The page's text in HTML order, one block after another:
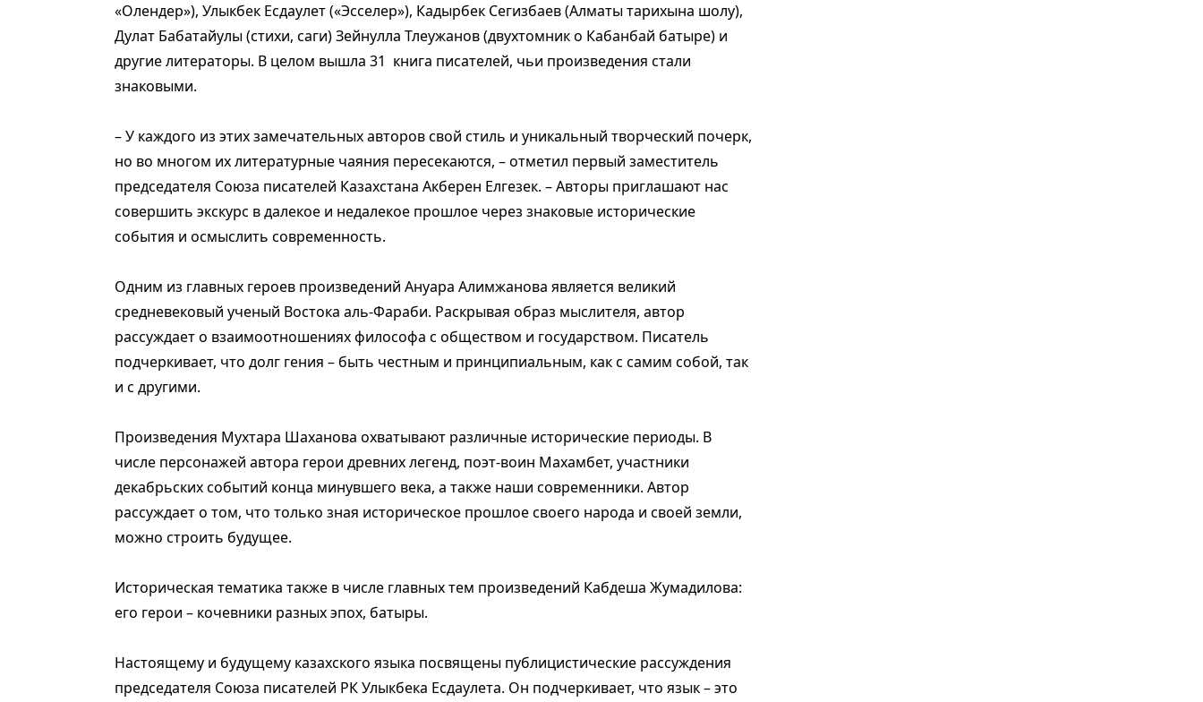
«Олендер»), Улыкбек Есдаулет («Эсселер»), Кадырбек Сегизбаев (Алматы тарихына шолу),
Дулат Бабатайулы (стихи, саги) Зейнулла Тлеужанов (двухтомник о Кабанбай батыре) и
другие литераторы. В целом вышла 31 книга писателей, чьи произведения стали
знаковыми.
– У каждого из этих замечательных авторов свой стиль и уникальный творческий почерк,
но во многом их литературные чаяния пересекаются, – отметил первый заместитель
председателя Союза писателей Казахстана Акберен Елгезек. – Авторы приглашают нас
совершить экскурс в далекое и недалекое прошлое через знаковые исторические
события и осмыслить современность.
Одним из главных героев произведений Ануара Алимжанова является великий
средневековый ученый Востока аль-Фараби. Раскрывая образ мыслителя, автор
рассуждает о взаимоотношениях философа с обществом и государством. Писатель
подчеркивает, что долг гения – быть честным и принципиальным, как с самим собой, так
и с другими.
Произведения Мухтара Шаханова охватывают различные исторические периоды. В
числе персонажей автора герои древних легенд, поэт-воин Махамбет, участники
декабрьских событий конца минувшего века, а также наши современники. Автор
рассуждает о том, что только зная историческое прошлое своего народа и своей земли,
можно строить будущее.
Историческая тематика также в числе главных тем произведений Кабдеша Жумадилова:
его герои – кочевники разных эпох, батыры.
Настоящему и будущему казахского языка посвящены публицистические рассуждения
председателя Союза писателей РК Улыкбека Есдаулета. Он подчеркивает, что язык – это